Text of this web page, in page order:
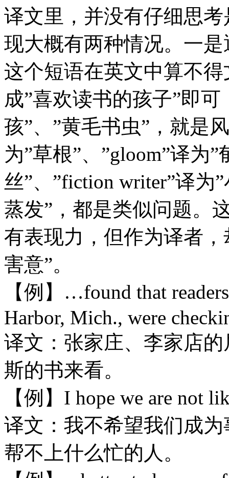
译文里，并没有仔细思
现大概有两种情况。一是
这个短语在英文中算不
成”喜欢读书的孩子”即
孩”、”黄毛书虫”，就是
为”草根”、”gloom”译为”
丝”、”fiction writer”译为
蒸发”，都是类似问题。
有表现力，但作为译者
害意”。
【例】…found that
Harbor, Mich., were
译文：张家庄、李家店
斯的书来看。
【例】I hope we are not
译文：我不希望我们成
帮不上什么忙的人。